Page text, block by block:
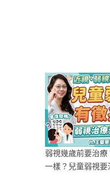
弱視幾歲前要治
一樣？兒童弱視要